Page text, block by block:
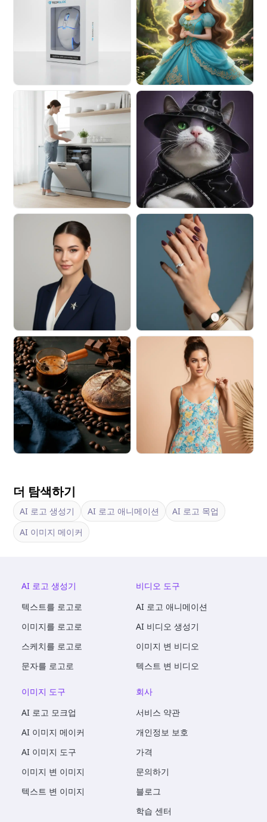
더 탐색하기
AI 로고 생성기 AI 로고 애니메이션
AI 로고 목업
AI 이미지 메이커
AI 로고 생성기
텍스트를 로고로
이미지를 로고로
스케치를 로고로
문자를 로고로
비디오 도구
AI 로고 애니메이션
AI 비디오 생성기
이미지 변 비디오
텍스트 변 비디오
이미지 도구
AI 로고 모크업
AI 이미지 메이커
AI 이미지 도구
이미지 변 이미지
텍스트 변 이미지
회사
서비스 약관
개인정보 보호
가격
문의하기
블로그
학습 센터